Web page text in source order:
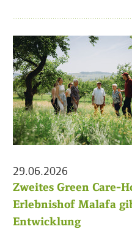
29.06.2026
Zweites Green Care-
Erlebnishof Malafa
Entwicklung